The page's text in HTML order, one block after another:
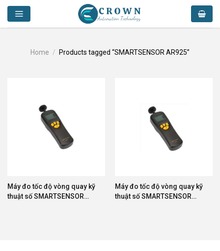
Skip
content
Home / Products tagged “SMARTSENSOR AR925”
Máy đo tốc độ vòng quay kỹ
thuật số SMARTSENSOR
Máy đo tốc độ vòng quay kỹ
thuật số SMARTSENSOR